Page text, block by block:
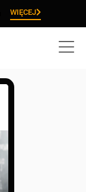
WIĘCEJ